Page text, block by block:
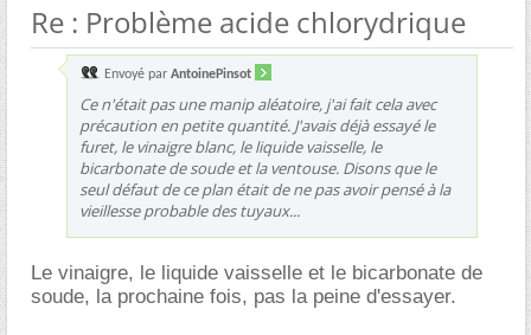
Re : Problème acide chlorydrique
Envoyé par AntoinePinsot
Ce n'était pas une manip aléatoire, j'ai fait cela avec
précaution en petite quantité. J'avais déjà essayé le
furet, le vinaigre blanc, le liquide vaisselle, le
bicarbonate de soude et la ventouse. Disons que le
seul défaut de ce plan était de ne pas avoir pensé à la
vieillesse probable des tuyaux...
Le vinaigre, le liquide vaisselle et le bicarbonate de
soude, la prochaine fois, pas la peine d'essayer.